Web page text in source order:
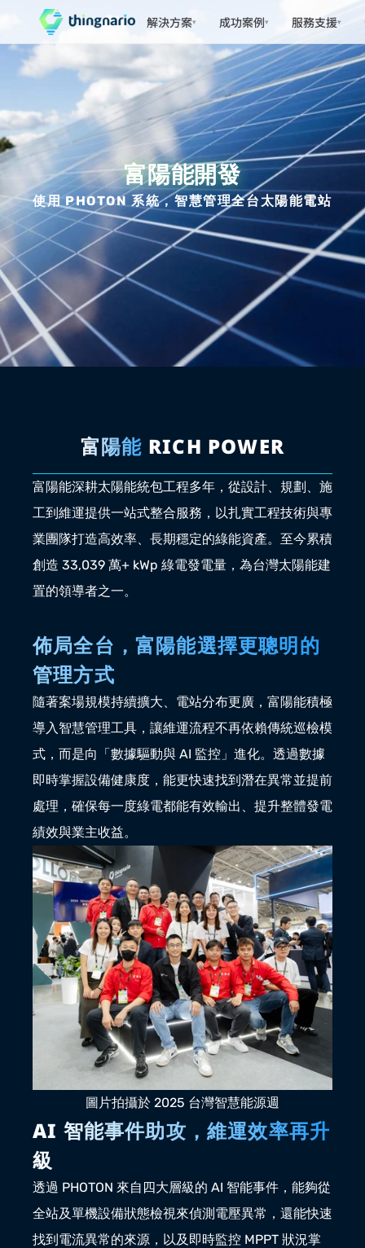
富陽能開發
使用 PHOTON 系統，智慧管理全台太陽能電站
富陽能 RICH POWER
富陽能深耕太陽能統包工程多年，從設計、規劃、施
工到維運提供一站式整合服務，以扎實工程技術與專
業團隊打造高效率、長期穩定的綠能資產。至今累積
創造 33,039 萬+ kWp 綠電發電量，為台灣太陽能建
置的領導者之一。
佈局全台，富陽能選擇更聰明的
管理方式
隨著案場規模持續擴大、電站分布更廣，富陽能積極
導入智慧管理工具，讓維運流程不再依賴傳統巡檢模
式，而是向「數據驅動與 AI 監控」進化。透過數據
即時掌握設備健康度，能更快速找到潛在異常並提前
處理，確保每一度綠電都能有效輸出、提升整體發電
績效與業主收益。
圖片拍攝於 2025 台灣智慧能源週
AI 智能事件助攻，維運效率再升
級
透過 PHOTON 來自四大層級的 AI 智能事件，能夠從
全站及單機設備狀態檢視來偵測電壓異常，還能快速
找到電流異常的來源，以及即時監控 MPPT 狀況掌
解決方案▾ 成功案例▾ 服務支援▾